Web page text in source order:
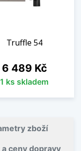
Truffle 54
Cena
6 489 Kč
1 ks skladem
zboží
ceny dopravy